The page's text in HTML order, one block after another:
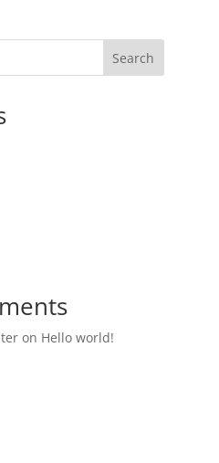
Search
on Hello world!